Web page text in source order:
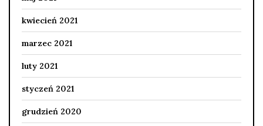
kwiecień 2021
marzec 2021
luty 2021
styczeń 2021
grudzień 2020